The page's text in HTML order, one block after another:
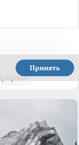
Принять
Природа